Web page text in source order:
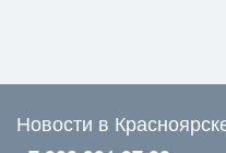
Новости в